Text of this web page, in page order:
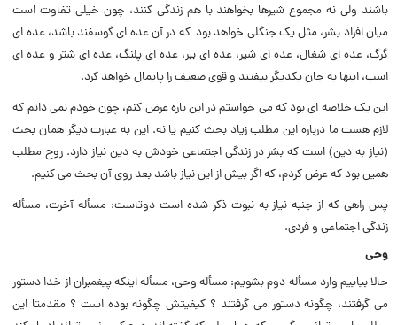
باشند ولى نه مجموع شیرها بخواهند با هم زندگى کنند، چون خیلى تفاوت است
میان افراد بشر، مثل یک جنگلى خواهد بود که در آن عده اى گوسفند باشد، عده اى
گرگ، عده اى شغال، عده اى شیر، عده اى ببر، عده اى پلنگ، عده اى شتر و عده اى
اسب، اینها به جان یکدیگر بیفتند و قوى ضعیف را پایمال خواهد کرد.
این یک خلاصه اى بود که مى خواستم در این باره عرض کنم، چون خودم نمى دانم که
لازم هست ما درباره این مطلب زیاد بحث کنیم یا نه. این به عبارت دیگر همان بحث
(‌نیاز به دین) است که بشر در زندگى اجتماعى خودش به دین نیاز دارد. روح مطلب
همین بود که عرض کردم، که اگر بیش از این نیاز باشد بعد روى آن بحث مى کنیم.
پس راهى که از جنبه نیاز به نبوت ذکر شده است دوتاست: مسأله آخرت، مسأله
زندگى اجتماعى و فردى.
وحى
حالا بیاییم وارد مسأله دوم بشویم: مسأله وحى، مسأله اینکه پیغمبران از خدا دستور
مى گرفتند، چگونه دستور مى گرفتند ؟ کیفیتش چگونه بوده است ؟ مقدمتا این